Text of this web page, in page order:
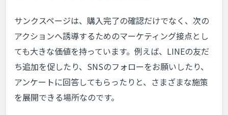
サンクスページは、購入完了の確認だけでなく、次の
アクションへ誘導するためのマーケティング接点とし
ても大きな価値を持っています。例えば、LINEの友だ
ち追加を促したり、SNSのフォローをお願いしたり、
アンケートに回答してもらったりと、さまざまな施策
を展開できる場所なのです。